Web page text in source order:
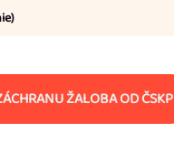
ŽALOBA OD ČSKP